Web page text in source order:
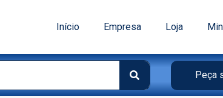
Início Empresa Loja
Peça